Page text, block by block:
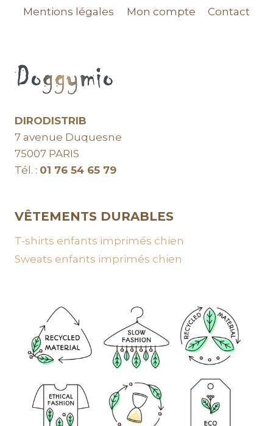
Mentions légales
Mon compte Contact
DIRODISTRIB
7 avenue Duquesne
75007 PARIS
Tél. : 01 76 54 65 79
VÊTEMENTS DURABLES
T-shirts enfants imprimés chien
Sweats enfants imprimés chien